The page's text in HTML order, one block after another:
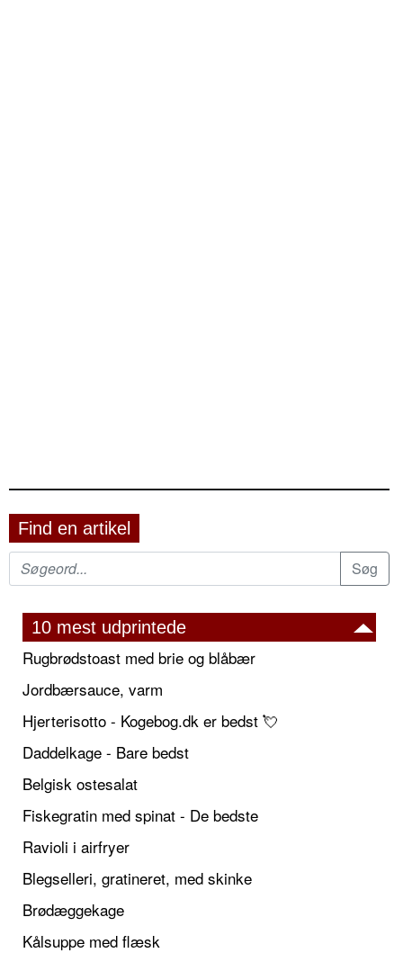
Find en artikel
10 mest udprintede
Rugbrødstoast med brie og blåbær
Jordbærsauce, varm
Hjerterisotto - Kogebog.dk er bedst 💘
Daddelkage - Bare bedst
Belgisk ostesalat
Fiskegratin med spinat - De bedste
Ravioli i airfryer
Blegselleri, gratineret, med skinke
Brødæggekage
Kålsuppe med flæsk